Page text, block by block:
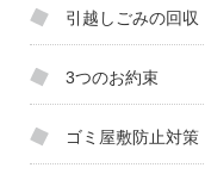
引越しごみの回収
3つのお約束
ゴミ屋敷防止対策